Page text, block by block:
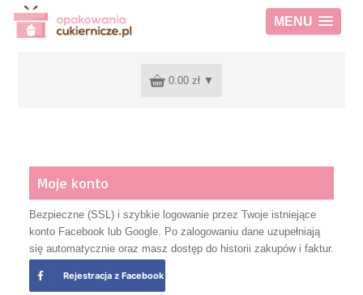
MENU
0.00 zł ▼
Moje konto
Bezpieczne (SSL) i szybkie logowanie przez Twoje istniejące
konto Facebook lub Google. Po zalogowaniu dane uzupełniają
się automatycznie oraz masz dostęp do historii zakupów i faktur.
Rejestracja z Facebook